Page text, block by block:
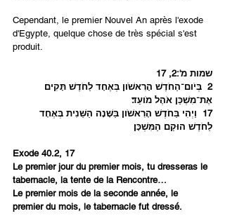
Cependant, le premier Nouvel An après l'exode
d'Egypte, quelque chose de très spécial s'est
produit.
שמות מ':2, 17
2  בְּיֹום־הַחֹדֶשׁ הָרִאשֹׁון בְּאֶחָד לַחֹדֶשׁ תָּקִים
אֶת־מִשְׁכַּן אֹהֶל מֹועֵד׃
17  וַיְהִי בַּחֹדֶשׁ הָרִאשֹׁון בַּשָּׁנָה הַשֵּׁנִית בְּאֶחָד
לַחֹדֶשׁ הוּקַם הַמִּשְׁכָּן׃
Exode 40.2, 17
Le premier jour du premier mois, tu dresseras le
tabernacle, la tente de la Rencontre…
Le premier mois de la seconde année, le
premier du mois, le tabernacle fut dressé.